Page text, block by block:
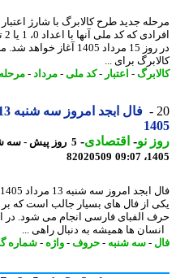
جدید طرح کالابرگ با شارژ اعتبار
افرادی که کد ملی
در روز 15 مرداد 1405 آغاز
برای ...
- اعتبار-کد ملی -مرداد-مرحله-
فال ابجد
نو- اقتصادی-
82020509
فال ابجد امروز سه
ها همیشه به دنبال راهی ...
-سه شنبه-حروف-واژه - شماره